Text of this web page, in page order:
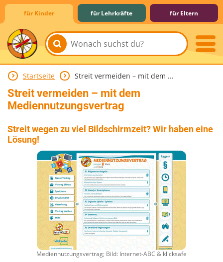
für Kinder für Lehrkräfte für Eltern
Lernen & Schule
Hobby & Freizeit
Spiel & Spaß
Mitreden & Mitmachen
Startseite Streit vermeiden – mit dem ...
Streit vermeiden – mit dem
Mediennutzungsvertrag
Streit wegen zu viel Bildschirmzeit? Wir haben eine
Lösung!
Mediennutzungsvertrag; Bild: Internet-ABC & klicksafe